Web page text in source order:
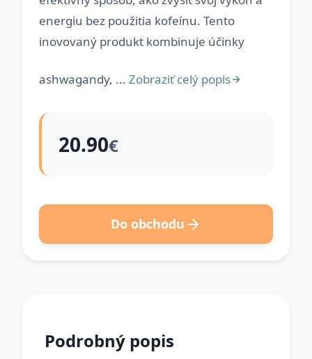
energiu bez použitia kofeínu. Tento
inovovaný produkt kombinuje účinky
ashwagandy, ... Zobraziť celý popis
20.90€
Do obchodu
Podrobný popis